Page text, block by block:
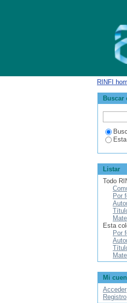
RINFI
Buscar
Listar
Todo
Por
Esta
Por
Mi
Acceder
Registro